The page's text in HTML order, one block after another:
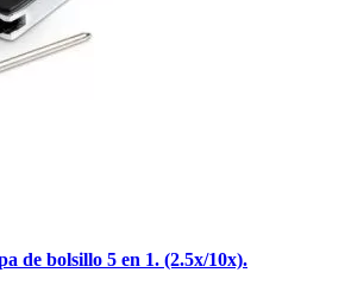
de bolsillo 5 en 1. (2.5x/10x).